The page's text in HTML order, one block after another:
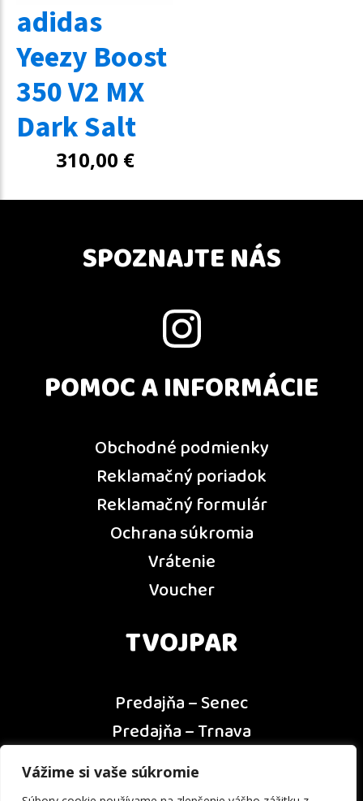
Vážime si vaše súkromie
adidas
Yeezy Boost
350 V2 MX
Dark Salt
310,00 €
SPOZNAJTE NÁS
POMOC A INFORMÁCIE
Obchodné podmienky
Reklamačný poriadok
Reklamačný formulár
Ochrana súkromia
Vrátenie
Voucher
TVOJPAR
Predajňa – Senec
Predajňa – Trnava
Predajňa – Dunajská Streda
Predajňa – Nitra